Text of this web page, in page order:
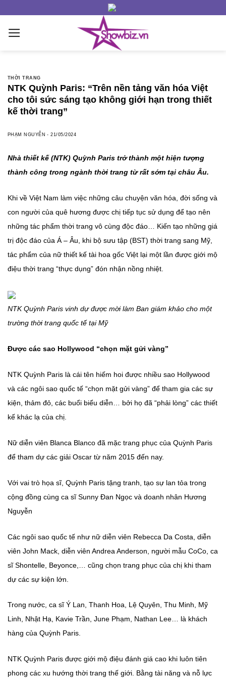
content
THỜI TRANG
NTK Quỳnh Paris: “Trên nền tảng văn hóa Việt
cho tôi sức sáng tạo không giới hạn trong thiết
kế thời trang”
PHẠM NGUYỄN -21/05/2024
Nhà thiết kế (NTK) Quỳnh Paris trở thành một hiện tượng
thành công trong ngành thời trang từ rất sớm tại châu Âu.
Khi về Việt Nam làm việc những câu chuyện văn hóa, đời sống và
con người của quê hương được chị tiếp tục sử dụng để tạo nên
những tác phẩm thời trang vô cùng độc đáo… Kiến tạo những giá
trị độc đáo của Á – Âu, khi bộ sưu tập (BST) thời trang sang Mỹ,
tác phẩm của nữ thiết kế tài hoa gốc Việt lại một lần được giới mộ
điệu thời trang “thực dụng” đón nhận nồng nhiệt.
NTK Quỳnh Paris vinh dự được mời làm Ban giám khảo cho một
trường thời trang quốc tế tại Mỹ
Được các sao Hollywood “chọn mặt gửi vàng”
NTK Quỳnh Paris là cái tên hiếm hoi được nhiều sao Hollywood
và các ngôi sao quốc tế “chọn mặt gửi vàng” để tham gia các sự
kiện, thảm đỏ, các buổi biểu diễn… bởi họ đã “phải lòng” các thiết
kế khác lạ của chị.
Nữ diễn viên Blanca Blanco đã mặc trang phục của Quỳnh Paris
để tham dự các giải Oscar từ năm 2015 đến nay.
Với vai trò họa sĩ, Quỳnh Paris tặng tranh, tạo sự lan tỏa trong
cộng đồng cùng ca sĩ Sunny Đan Ngọc và doanh nhân Hương
Nguyễn
Các ngôi sao quốc tế như nữ diễn viên Rebecca Da Costa, diễn
viên John Mack, diễn viên Andrea Anderson, người mẫu CoCo, ca
sĩ Shontelle, Beyonce,… cũng chọn trang phục của chị khi tham
dự các sự kiện lớn.
Trong nước, ca sĩ Ý Lan, Thanh Hoa, Lệ Quyên, Thu Minh, Mỹ
Linh, Nhật Hạ, Kavie Trần, June Phạm, Nathan Lee… là khách
hàng của Quỳnh Paris.
NTK Quỳnh Paris được giới mộ điệu đánh giá cao khi luôn tiên
phong các xu hướng thời trang thế giới. Bằng tài năng và nỗ lực